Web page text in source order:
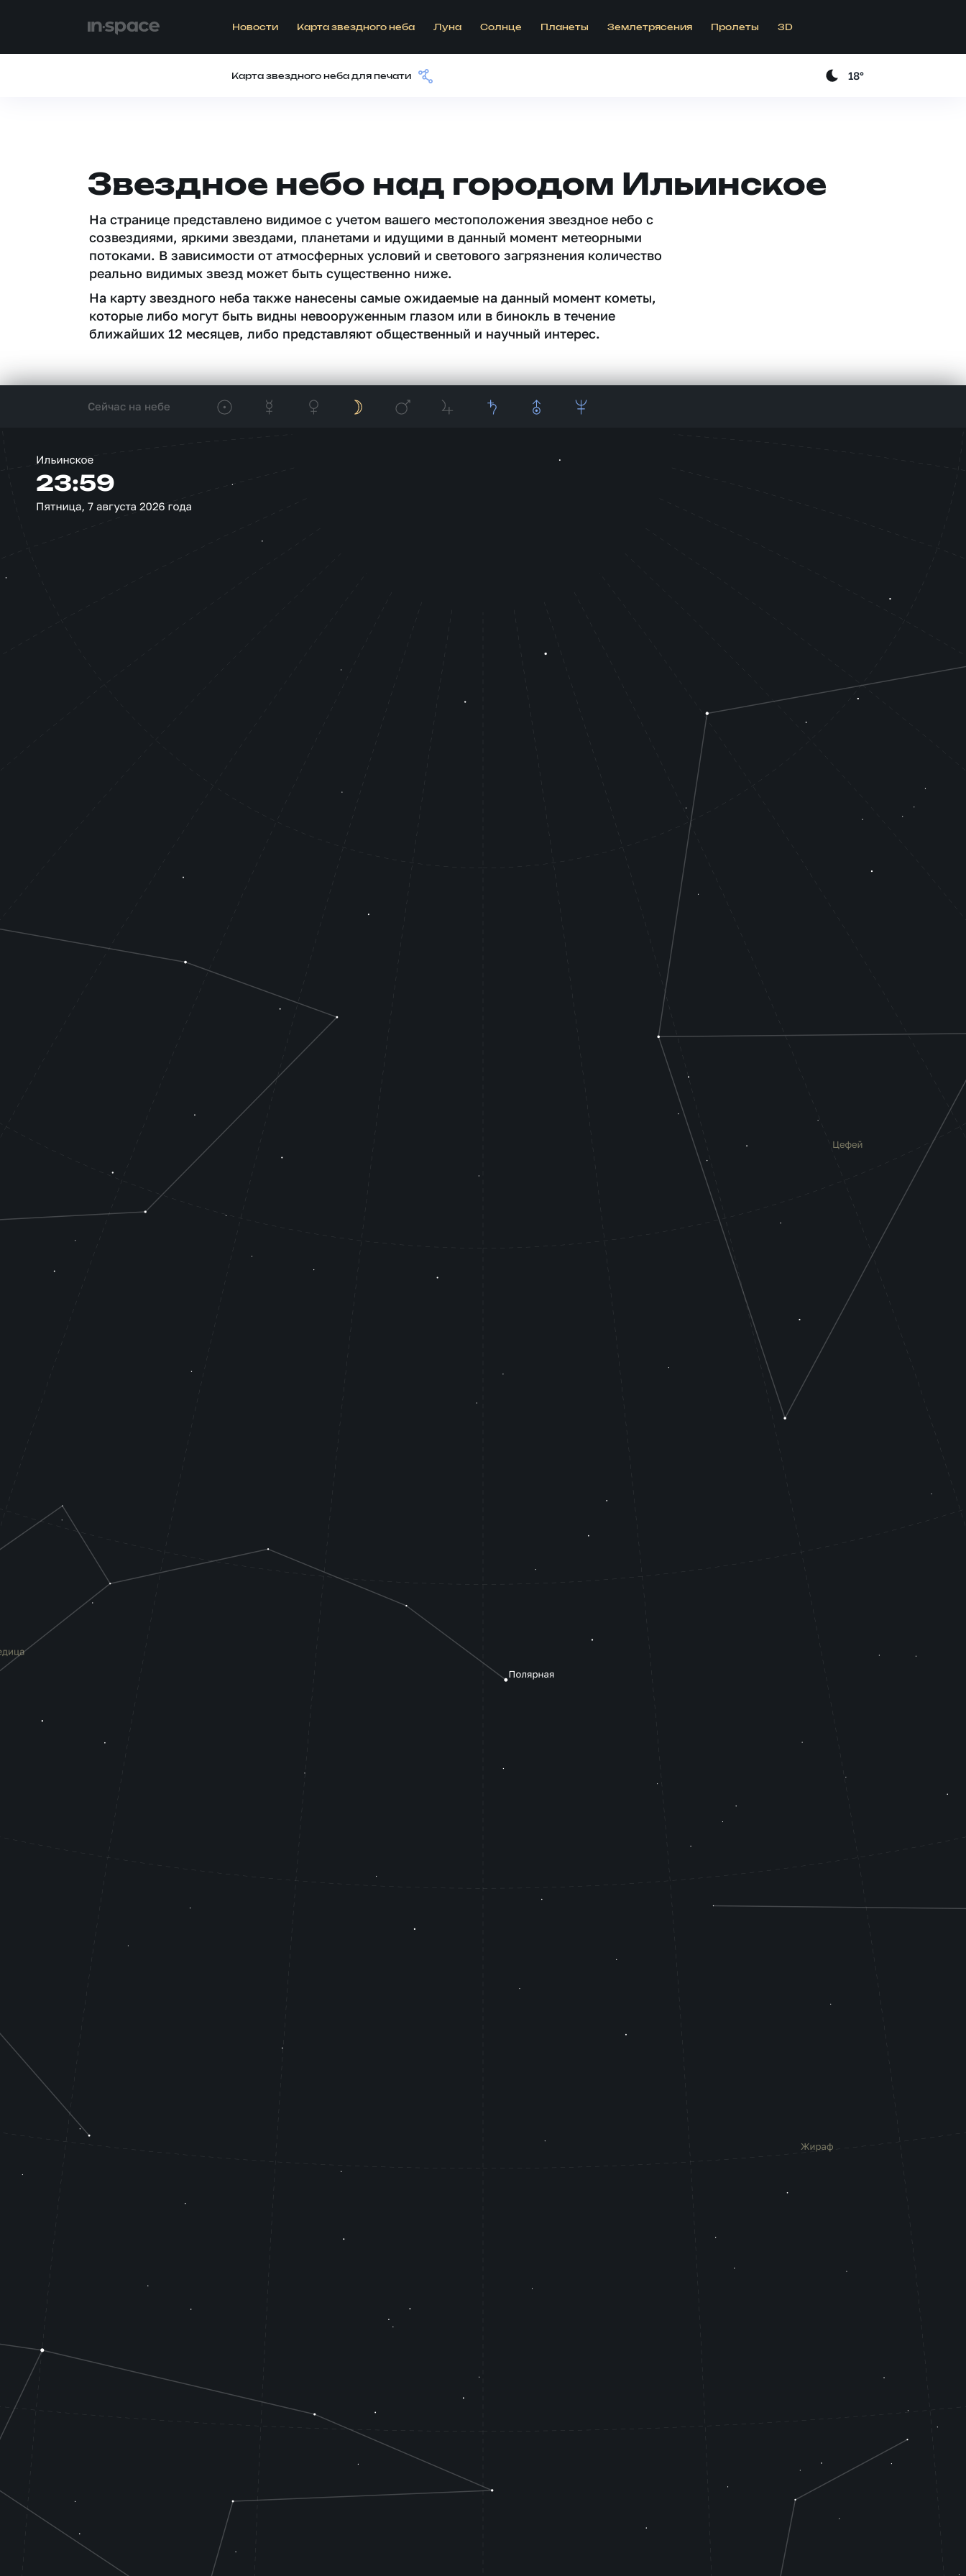
Новости Карта звездного неба Луна Солнце Планеты Землетрясения Пролеты 3D
Карта звездного неба для печати 18°
Звездное небо над городом Ильинское
На странице представлено видимое c учетом вашего местоположения звездное небо c
созвездиями, яркими звездами, планетами и идущими в данный момент метеорными
потоками. В зависимости от атмосферных условий и светового загрязнения количество
реально видимых звезд может быть существенно ниже.
На карту звездного неба также нанесены самые ожидаемые на данный момент кометы,
которые либо могут быть видны невооруженным глазом или в бинокль в течение
ближайших 12 месяцев, либо представляют общественный и научный интерес.
Сейчас на небе